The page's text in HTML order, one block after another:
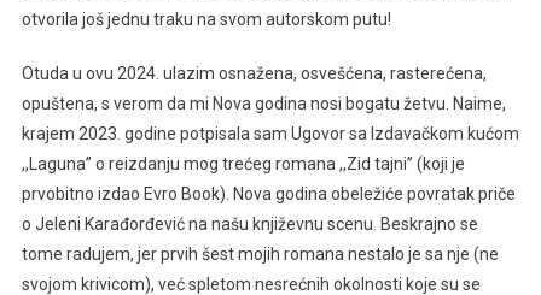
otvorila još jednu traku na svom autorskom putu!
Otuda u ovu 2024. ulazim osnažena, osvešćena, rasterećena,
opuštena, s verom da mi Nova godina nosi bogatu žetvu. Naime,
krajem 2023. godine potpisala sam Ugovor sa Izdavačkom kućom
,,Laguna’’ o reizdanju mog trećeg romana ,,Zid tajni’’ (koji je
prvobitno izdao Evro Book). Nova godina obeležiće povratak priče
o Jeleni Karađorđević na našu književnu scenu. Beskrajno se
tome radujem, jer prvih šest mojih romana nestalo je sa nje (ne
svojom krivicom), već spletom nesrećnih okolnosti koje su se